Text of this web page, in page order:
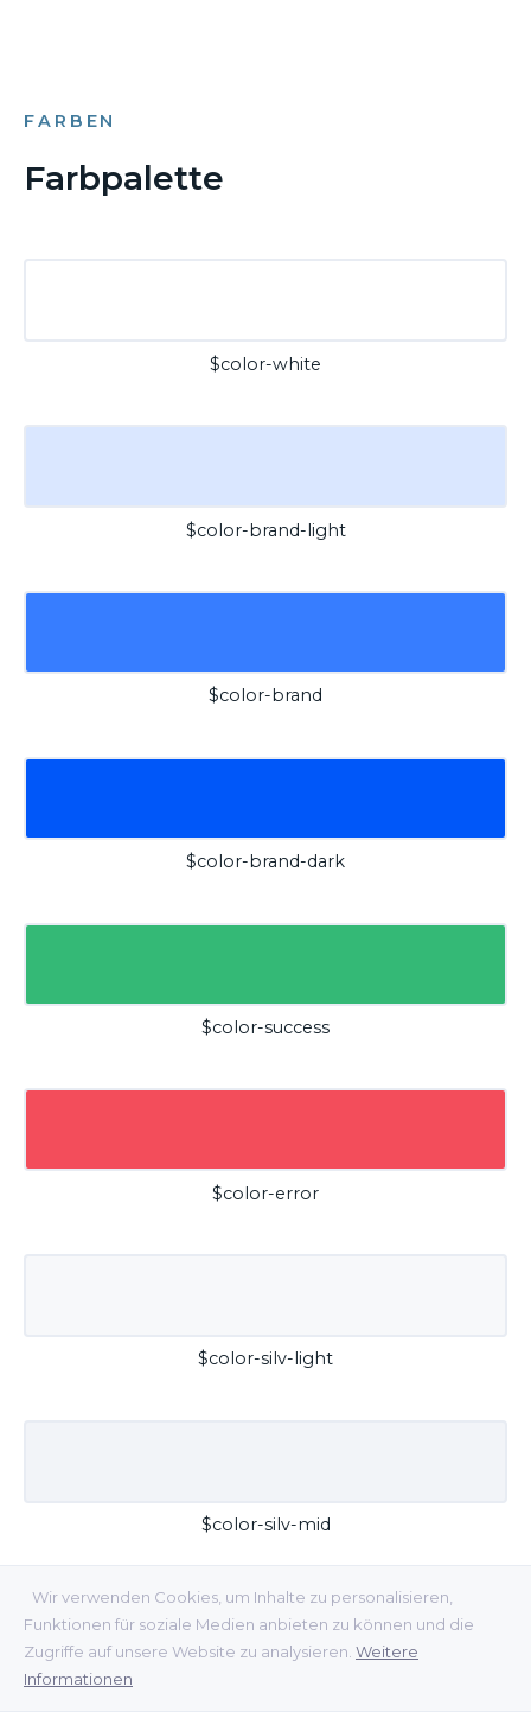
Wir verwenden Cookies, um Inhalte zu personalisieren,
Funktionen für soziale Medien anbieten zu können und die
Zugriffe auf unsere Website zu analysieren. Weitere
Informationen
FARBEN
Farbpalette
$color-white
$color-brand-light
$color-brand
$color-brand-dark
$color-success
$color-error
$color-silv-light
$color-silv-mid